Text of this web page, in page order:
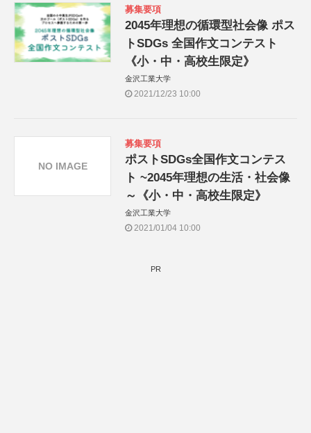
募集要項
2045年理想の循環型社会像 ポス
トSDGs 全国作文コンテスト
《小・中・高校生限定》
金沢工業大学
2021/12/23 10:00
募集要項
ポストSDGs全国作文コンテス
ト ~2045年理想の生活・社会像
～《小・中・高校生限定》
金沢工業大学
2021/01/04 10:00
NO IMAGE
PR